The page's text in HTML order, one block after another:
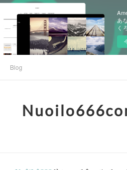
あ
く
Blog